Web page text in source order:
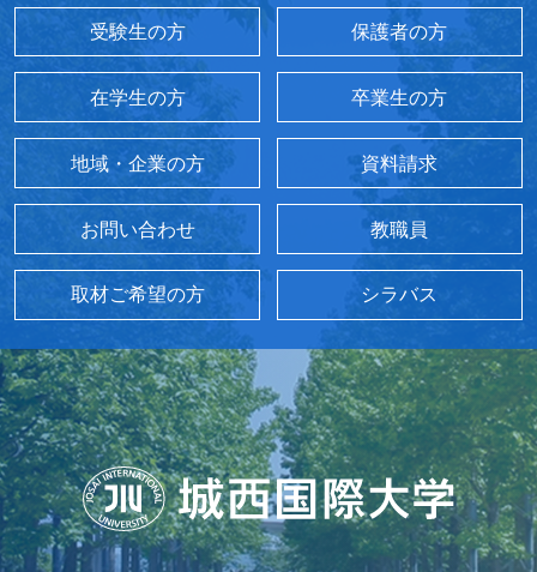
受験生の方 保護者の方
在学生の方 卒業生の方
地域・企業の方 資料請求
お問い合わせ 教職員
取材ご希望の方 シラバス